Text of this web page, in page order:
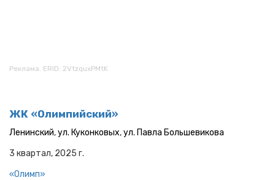
Реклама. ERID: 2VtzquxPMtK
ЖК «Олимпийский»
Ленинский,ул. Куконковых,ул. Павла Большевикова
3 квартал, 2025 г.
«Олимп»​​​​